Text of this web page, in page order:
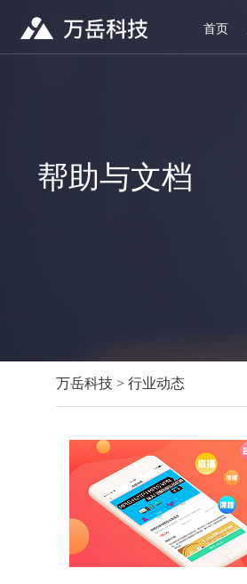
首页
帮助与文档
万岳科技> 行业动态